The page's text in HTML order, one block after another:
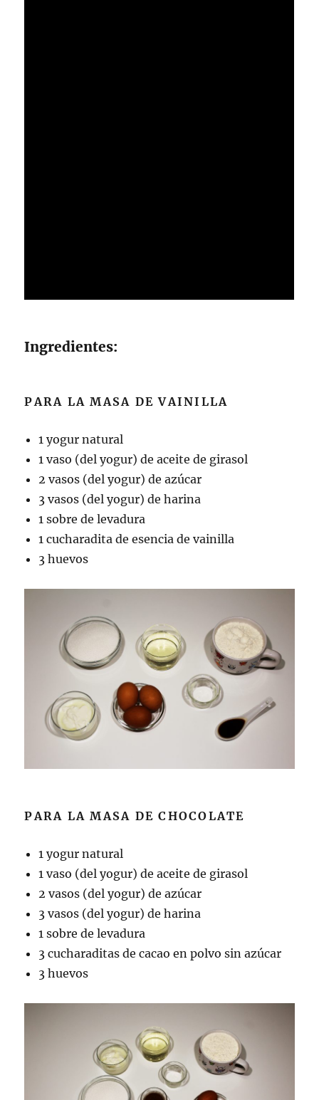
Ingredientes:
PARA LA MASA DE VAINILLA
1 yogur natural
1 vaso (del yogur) de aceite de girasol
2 vasos (del yogur) de azúcar
3 vasos (del yogur) de harina
1 sobre de levadura
1 cucharadita de esencia de vainilla
3 huevos
PARA LA MASA DE CHOCOLATE
1 yogur natural
1 vaso (del yogur) de aceite de girasol
2 vasos (del yogur) de azúcar
3 vasos (del yogur) de harina
1 sobre de levadura
3 cucharaditas de cacao en polvo sin azúcar
3 huevos